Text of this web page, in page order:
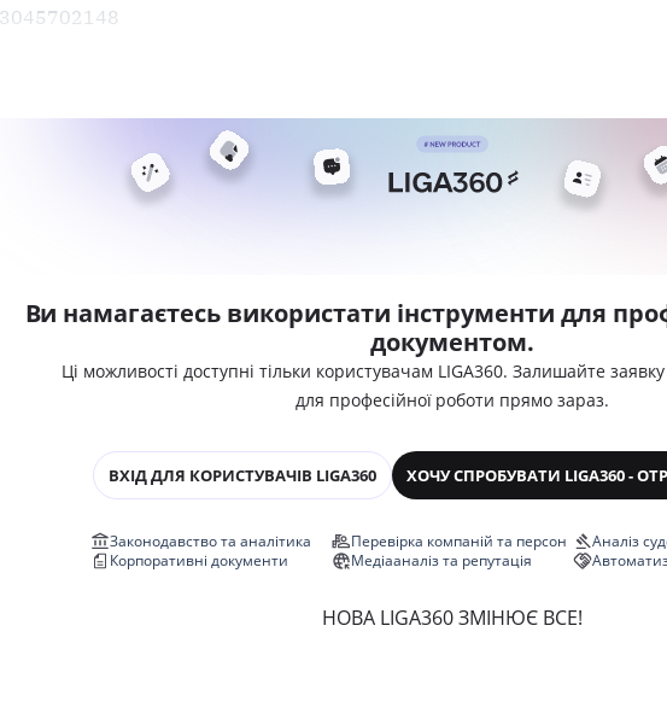
3045702148
Ви намагаєтесь використати інструменти для
документом.
Ці можливості доступні тільки користувачам LIGA360. Залишайте
для професійної роботи прямо зараз.
ВХІД ДЛЯ КОРИСТУВАЧІВ LIGA360 ХОЧУ СПРОБУВАТИ LIGA360 -
Законодавство та аналітика
Корпоративні документи
Перевірка компаній та персон
Медіааналіз та репутація
Аналіз
НОВА LIGA360 ЗМІНЮЄ ВСЕ!